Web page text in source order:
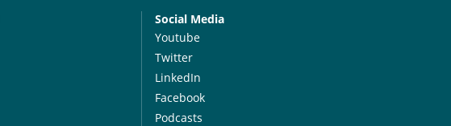
Social Media
Youtube
Twitter
LinkedIn
Facebook
Podcasts